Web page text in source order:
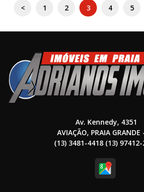
< 1 2 3 4 5
Av. Kennedy, 4351
AVIAÇÃO, PRAIA GRANDE
(13) 3481-4418 (13)